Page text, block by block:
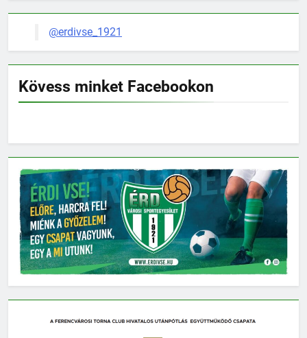
@erdivse_1921
Kövess minket Facebookon